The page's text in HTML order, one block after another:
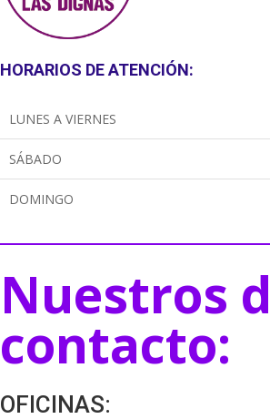
HORARIOS DE ATENCIÓN:
LUNES A VIERNES
SÁBADO
DOMINGO
Nuestros
contacto:
OFICINAS: